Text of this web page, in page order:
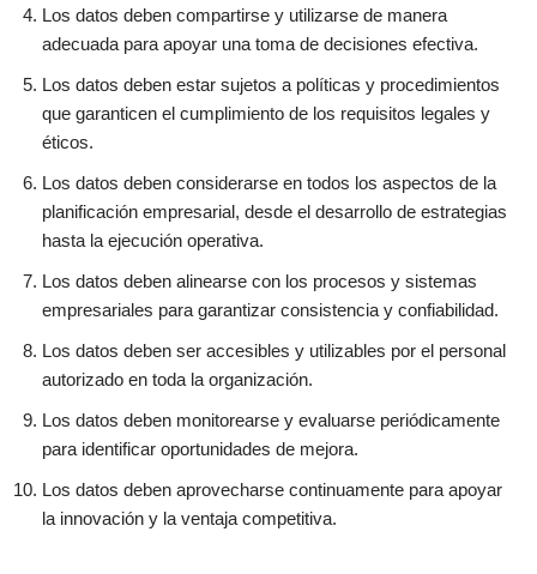
Los datos deben compartirse y utilizarse de manera
adecuada para apoyar una toma de decisiones efectiva.
Los datos deben estar sujetos a políticas y procedimientos
que garanticen el cumplimiento de los requisitos legales y
éticos.
Los datos deben considerarse en todos los aspectos de la
planificación empresarial, desde el desarrollo de estrategias
hasta la ejecución operativa.
Los datos deben alinearse con los procesos y sistemas
empresariales para garantizar consistencia y confiabilidad.
Los datos deben ser accesibles y utilizables por el personal
autorizado en toda la organización.
Los datos deben monitorearse y evaluarse periódicamente
para identificar oportunidades de mejora.
Los datos deben aprovecharse continuamente para apoyar
la innovación y la ventaja competitiva.